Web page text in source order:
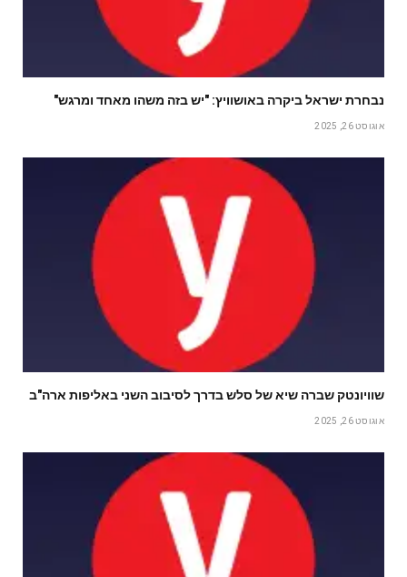
נבחרת ישראל ביקרה באושוויץ: "יש בזה משהו מאחד ומרגש"
אוגוסט 26, 2025
שוויונטק שברה שיא של סלש בדרך לסיבוב השני באליפות ארה"ב
אוגוסט 26, 2025